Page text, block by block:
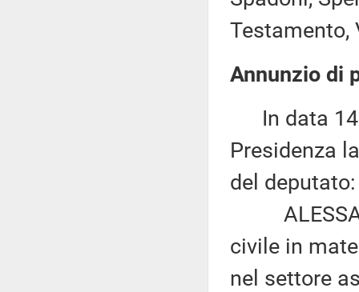
Testamento,
Annunzio di
In data 14
Presidenza
del deputato:
civile in
nel settore